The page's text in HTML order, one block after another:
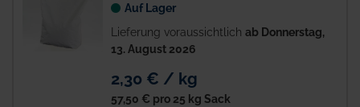
Auf Lager
Lieferung voraussichtlich ab Donnerstag,
13. August 2026
2,30 € / kg
57,50 € pro 25 kg Sack